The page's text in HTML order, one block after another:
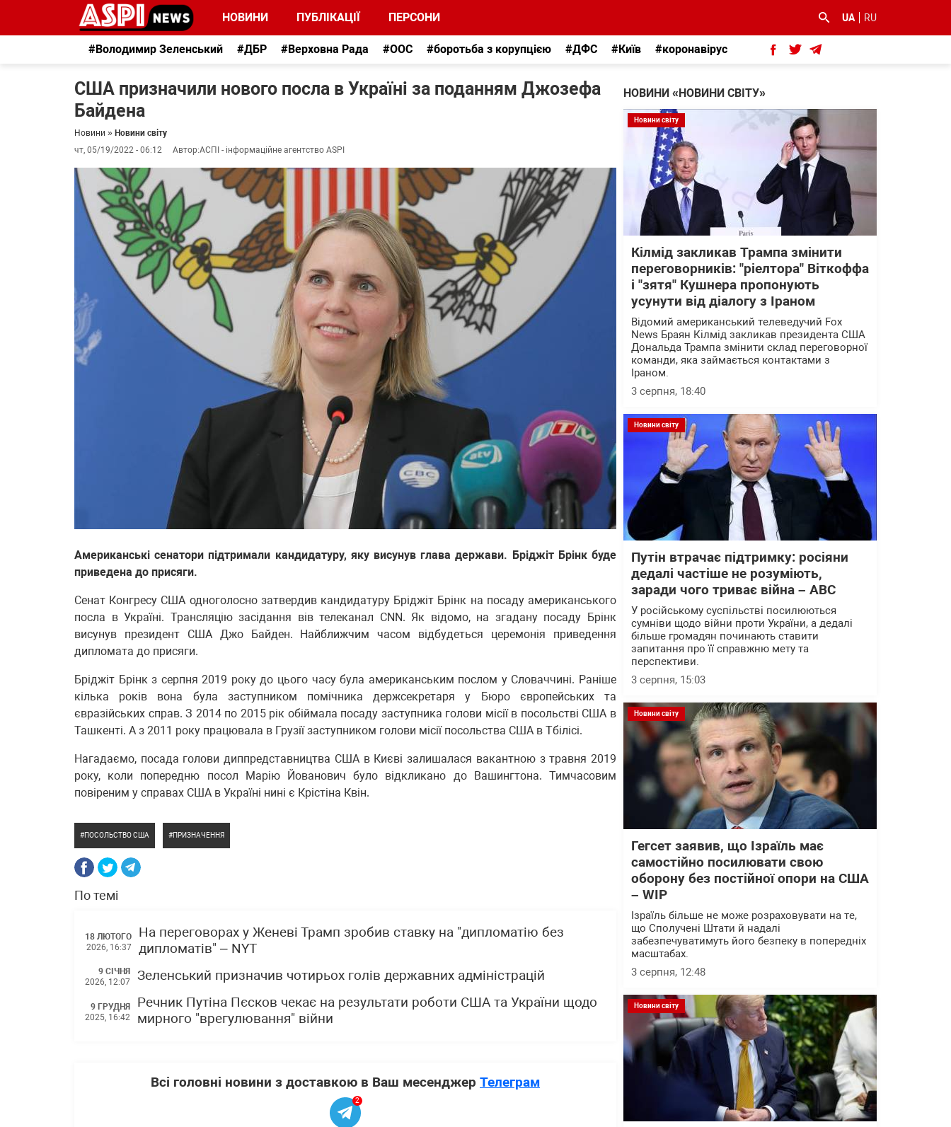
НОВИНИ ПУБЛІКАЦІЇ ПЕРСОНИ UA RU
#Володимир Зеленський #ДБР #Верховна Рада #ООС #боротьба з корупцією #ДФС #Київ #коронавірус
США призначили нового посла в Україні за поданням Джозефа
Байдена
Новини » Новини світу
чт, 05/19/2022 - 06:12
Автор:АСПІ - інформаційне агентство ASPI
Американські сенатори підтримали кандидатуру, яку висунув глава держави. Бріджіт Брінк буде
приведена до присяги.
Сенат Конгресу США одноголосно затвердив кандидатуру Бріджіт Брінк на посаду американського
посла в Україні. Трансляцію засідання вів телеканал CNN. Як відомо, на згадану посаду Брінк
висунув президент США Джо Байден. Найближчим часом відбудеться церемонія приведення
дипломата до присяги.
Бріджіт Брінк з серпня 2019 року до цього часу була американським послом у Словаччині. Раніше
кілька років вона була заступником помічника держсекретаря у Бюро європейських та
євразійських справ. З 2014 по 2015 рік обіймала посаду заступника голови місії в посольстві США в
Ташкенті. А з 2011 року працювала в Грузії заступником голови місії посольства США в Тбілісі.
Нагадаємо, посада голови диппредставництва США в Києві залишалася вакантною з травня 2019
року, коли попередню посол Марію Йованович було відкликано до Вашингтона. Тимчасовим
повіреним у справах США в Україні нині є Крістіна Квін.
ПОСОЛЬСТВО США ПРИЗНАЧЕННЯ
По темі
18 ЛЮТОГО
2026, 16:37
На переговорах у Женеві Трамп зробив ставку на "дипломатію без
дипломатів" – NYT
9 СІЧНЯ
2026, 12:07
Зеленський призначив чотирьох голів державних адміністрацій
9 ГРУДНЯ
2025, 16:42
Речник Путіна Пєсков чекає на результати роботи США та України щодо
мирного "врегулювання" війни
Всі головні новини з доставкою в Ваш месенджер Телеграм
2
НОВИНИ «НОВИНИ СВІТУ»
Новини світу
Кілмід закликав Трампа змінити
переговорників: "ріелтора" Віткоффа
і "зятя" Кушнера пропонують
усунути від діалогу з Іраном
Відомий американський телеведучий Fox
News Браян Кілмід закликав президента США
Дональда Трампа змінити склад переговорної
команди, яка займається контактами з
Іраном.
3 серпня, 18:40
Новини світу
Путін втрачає підтримку: росіяни
дедалі частіше не розуміють,
заради чого триває війна – АВС
У російському суспільстві посилюються
сумніви щодо війни проти України, а дедалі
більше громадян починають ставити
запитання про її справжню мету та
перспективи.
3 серпня, 15:03
Новини світу
Гегсет заявив, що Ізраїль має
самостійно посилювати свою
оборону без постійної опори на США
– WІP
Ізраїль більше не може розраховувати на те,
що Сполучені Штати й надалі
забезпечуватимуть його безпеку в попередніх
масштабах.
3 серпня, 12:48
Новини світу